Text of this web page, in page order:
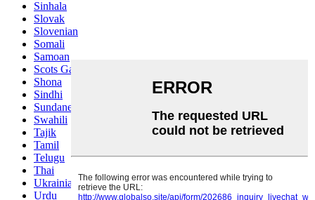
Sinhala
Slovak
Slovenian
Somali
Samoan
Scots Gaelic
Shona
Sindhi
Sundanese
Swahili
Tajik
Tamil
Telugu
Thai
Ukrainian
Urdu